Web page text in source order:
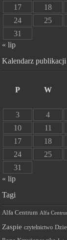
17
18
24
25
31
« lip
Kalendarz publikacji
P
W
3
4
10
11
17
18
24
25
31
« lip
Tagi
Alfa Centrum Alfa
Zaspie czytelnictwo